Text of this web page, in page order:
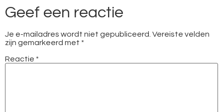
Geef een reactie
Je e-mailadres wordt niet gepubliceerd. Vereiste velden
zijn gemarkeerd met *
Reactie *